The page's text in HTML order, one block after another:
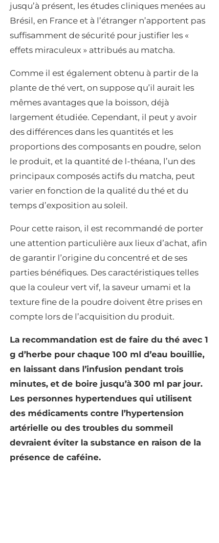
jusqu’à présent, les études cliniques menées au
Brésil, en France et à l’étranger n’apportent pas
suffisamment de sécurité pour justifier les «
effets miraculeux » attribués au matcha.
Comme il est également obtenu à partir de la
plante de thé vert, on suppose qu’il aurait les
mêmes avantages que la boisson, déjà
largement étudiée. Cependant, il peut y avoir
des différences dans les quantités et les
proportions des composants en poudre, selon
le produit, et la quantité de l-théana, l’un des
principaux composés actifs du matcha, peut
varier en fonction de la qualité du thé et du
temps d’exposition au soleil.
Pour cette raison, il est recommandé de porter
une attention particulière aux lieux d’achat, afin
de garantir l’origine du concentré et de ses
parties bénéfiques. Des caractéristiques telles
que la couleur vert vif, la saveur umami et la
texture fine de la poudre doivent être prises en
compte lors de l’acquisition du produit.
La recommandation est de faire du thé avec 1
g d’herbe pour chaque 100 ml d’eau bouillie,
en laissant dans l’infusion pendant trois
minutes, et de boire jusqu’à 300 ml par jour.
Les personnes hypertendues qui utilisent
des médicaments contre l’hypertension
artérielle ou des troubles du sommeil
devraient éviter la substance en raison de la
présence de caféine.